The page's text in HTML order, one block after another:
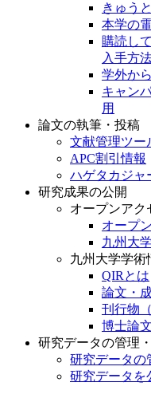
きゅう
本学の
購読し
入手方
学外か
キャン
用
論文の執筆・投稿
文献管理ツー
APC割引情報
ハゲタカジャ
研究成果の公開
オープンアク
オープ
九州大
九州大学学術
QIRとは
論文・
刊行物
博士論
研究データの管理
研究データの
研究データを